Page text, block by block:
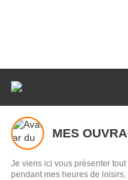
MES
Je viens ici vous présenter
pendant mes heures de